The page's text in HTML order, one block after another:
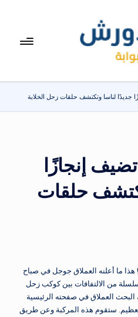
جديدًا لناسا وتكتشف حلقات زحل الخلابة
إنجازًا
حلقات
ما أعلنه العملاق جوجل في صباح
من الالتفافات بين كوكب زحل
العملاق في صفحته الرئيسية
ستقوم هذه المركبة وعن طريق